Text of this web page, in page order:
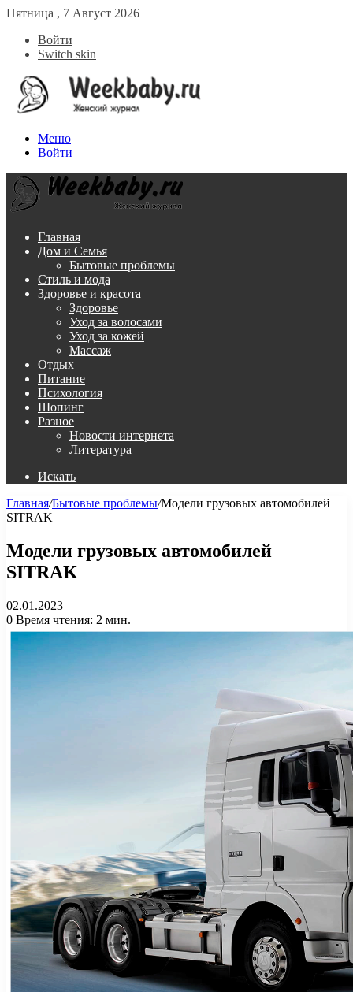
Пятница , 7 Август 2026
Войти
Switch skin
Меню
Войти
Главная
Дом и Семья
Бытовые проблемы
Стиль и мода
Здоровье и красота
Здоровье
Уход за волосами
Уход за кожей
Массаж
Отдых
Питание
Психология
Шопинг
Разное
Новости интернета
Литература
Искать
Главная/Бытовые проблемы/Модели грузовых автомобилей
SITRAK
Модели грузовых автомобилей
SITRAK
02.01.2023
0 Время чтения: 2 мин.